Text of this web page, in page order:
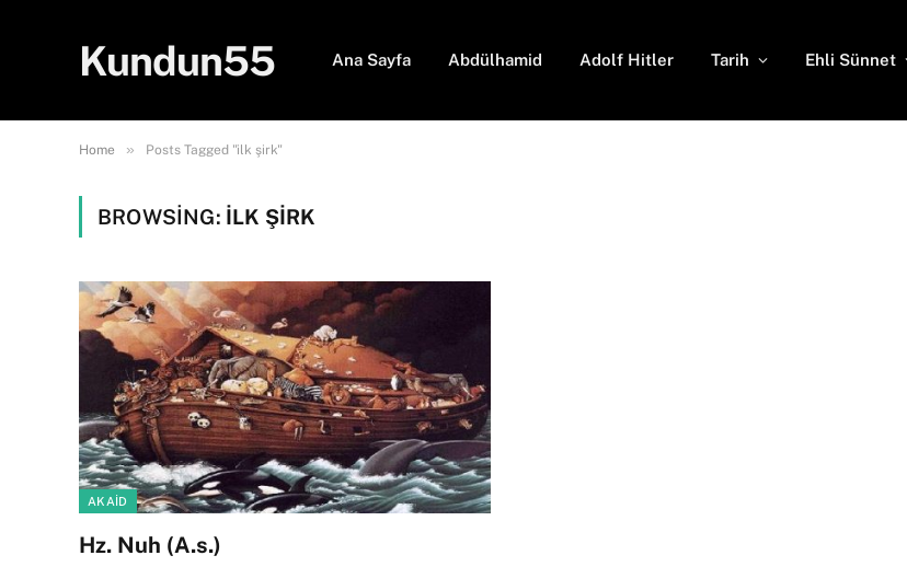
Kundun55 Ana Sayfa Abdülhamid Adolf Hitler Tarih Ehli Sünnet
Home » Posts Tagged "ilk şirk"
BROWSING: ILK ŞIRK
AKAID
Hz. Nuh (A.s.)